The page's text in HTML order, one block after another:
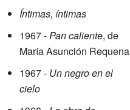
Íntimas, íntimas
1967 -Pan caliente, de
María Asunción Requena
1967 - Un negro en el
cielo